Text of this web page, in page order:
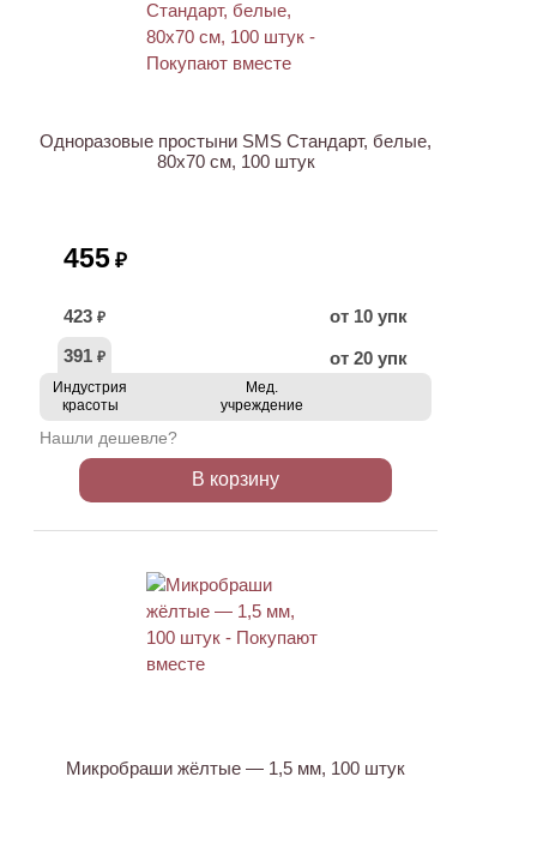
Одноразовые простыни SMS Стандарт, белые,
80х70 см, 100 штук
455 ₽
423 ₽
от 10 упк
391 ₽ от 20 упк
Индустрия
красоты
Мед.
учреждение
Нашли дешевле?
В корзину
Микробраши жёлтые — 1,5 мм, 100 штук